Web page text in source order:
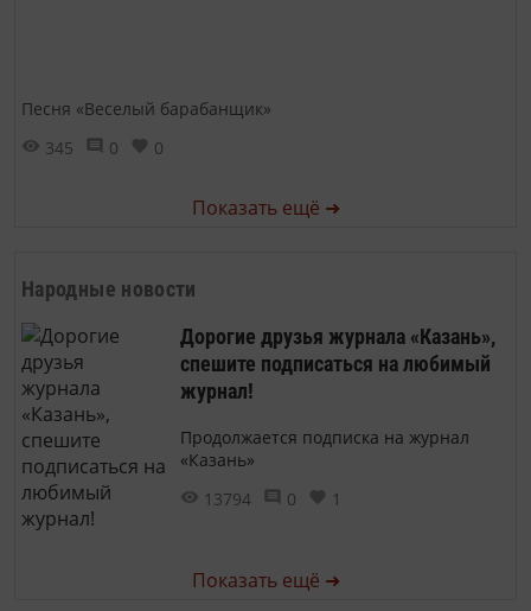
Песня «Веселый барабанщик»
345
0 0
Показать ещё ➜
Народные новости
Дорогие друзья журнала «Казань»,
спешите подписаться на любимый
журнал!
Продолжается подписка на журнал
«Казань»
13794
0 1
Показать ещё ➜